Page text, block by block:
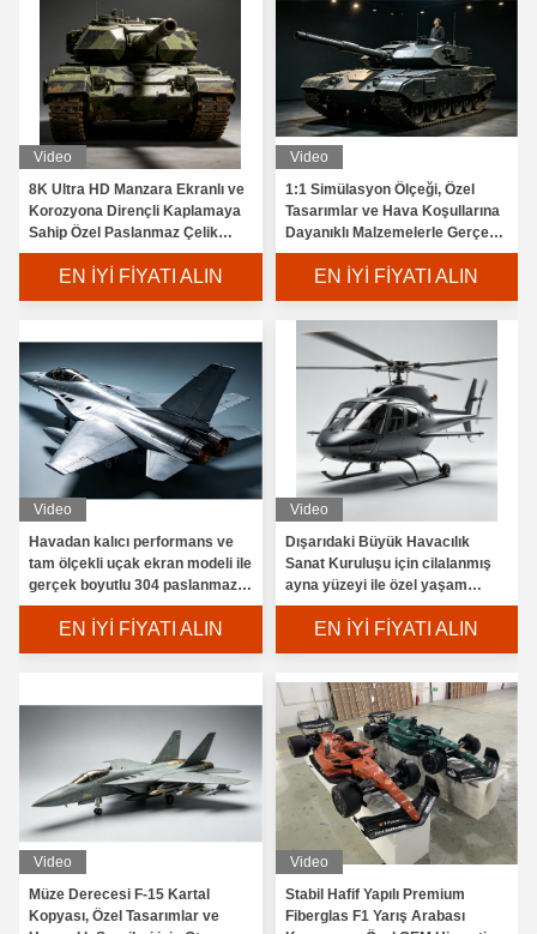
Video
8K Ultra HD Manzara Ekranlı ve
Korozyona Dirençli Kaplamaya
Sahip Özel Paslanmaz Çelik
Sanat Tankı Heykeli
EN İYI FIYATI ALIN
Video
1:1 Simülasyon Ölçeği, Özel
Tasarımlar ve Hava Koşullarına
Dayanıklı Malzemelerle Gerçek
Boyutta Endüstriyel Simülasyon
Sanat Enstalasyonu
EN İYI FIYATI ALIN
Video
Havadan kalıcı performans ve
tam ölçekli uçak ekran modeli ile
gerçek boyutlu 304 paslanmaz
çelik havacılık heykelini
EN İYI FIYATI ALIN
Video
Dışarıdaki Büyük Havacılık
Sanat Kuruluşu için cilalanmış
ayna yüzeyi ile özel yaşam
boyutu helikopter heykelli
EN İYI FIYATI ALIN
Video
Müze Derecesi F-15 Kartal
Kopyası, Özel Tasarımlar ve
Video
Stabil Hafif Yapılı Premium
Fiberglas F1 Yarış Arabası